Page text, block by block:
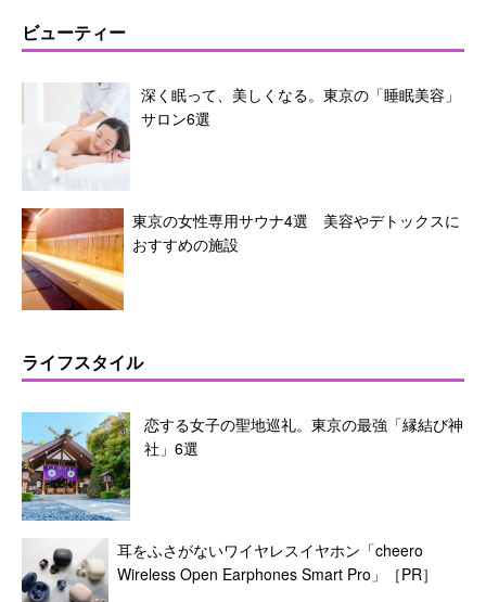
ビューティー
深く眠って、美しくなる。東京の「睡眠美容」
サロン6選
東京の女性専用サウナ4選 美容やデトックスに
おすすめの施設
ライフスタイル
恋する女子の聖地巡礼。東京の最強「縁結び神
社」6選
耳をふさがないワイヤレスイヤホン「cheero
Wireless Open Earphones Smart Pro」［PR］